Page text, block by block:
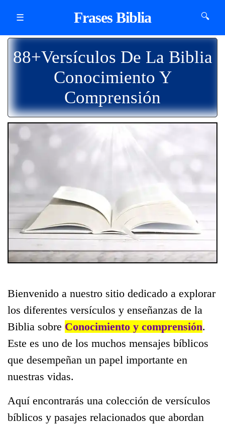
☰ Frases Biblia 🔍
88+Versículos De La Biblia
Conocimiento Y
Comprensión
Bienvenido a nuestro sitio dedicado a explorar
los diferentes versículos y enseñanzas de la
Biblia sobre Conocimiento y comprensión.
Este es uno de los muchos mensajes bíblicos
que desempeñan un papel importante en
nuestras vidas.
Aquí encontrarás una colección de versículos
bíblicos y pasajes relacionados que abordan